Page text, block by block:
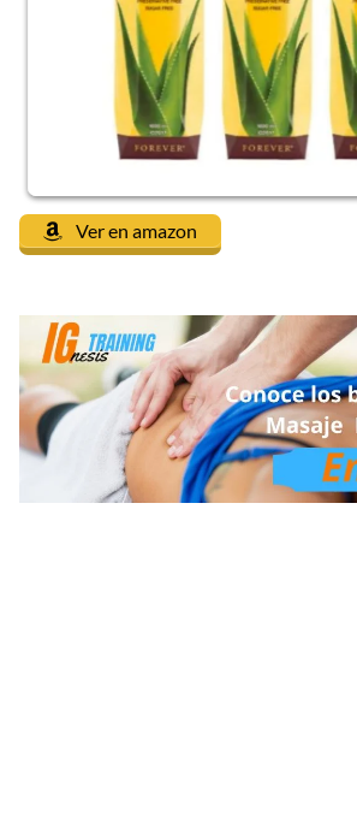
Ver en amazon